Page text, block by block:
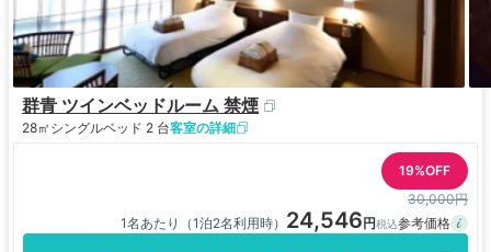
群青 ツインベッドルーム 禁煙
28㎡ シングルベッド 2 台客室の詳細
19%OFF
30,000円
1名あたり（1泊2名利用時） 24,546